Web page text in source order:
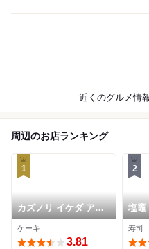
近くのグルメ情
周辺のお店ランキング
1
カズノリ イケダ アン
ディヴィデュエル エ
スパル仙台店
ケーキ
3.81
2
塩竈
台店
寿司